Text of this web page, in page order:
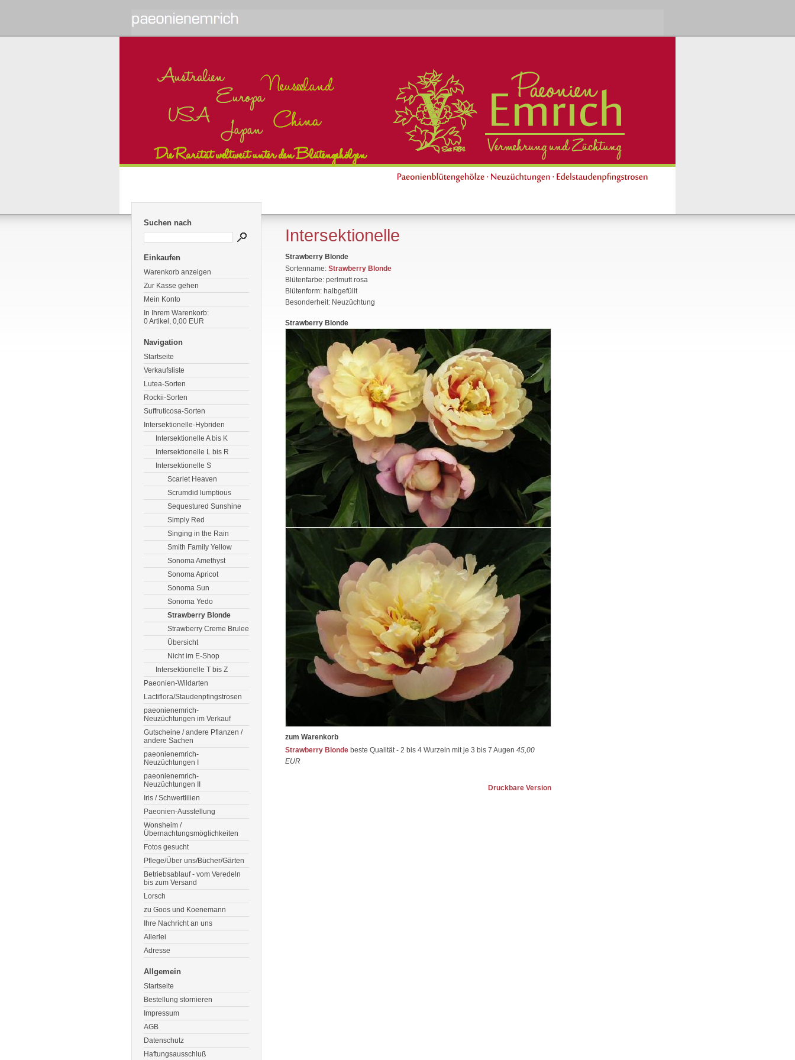
Suchen nach
Einkaufen
Warenkorb anzeigen
Zur Kasse gehen
Mein Konto
In Ihrem Warenkorb:
0Artikel, 0,00 EUR
Navigation
Startseite
Verkaufsliste
Lutea-Sorten
Rockii-Sorten
Suffruticosa-Sorten
Intersektionelle-Hybriden
Intersektionelle A bis K
Intersektionelle L bis R
Intersektionelle S
Scarlet Heaven
Scrumdid lumptious
Sequestured Sunshine
Simply Red
Singing in the Rain
Smith Family Yellow
Sonoma Amethyst
Sonoma Apricot
Sonoma Sun
Sonoma Yedo
Strawberry Blonde
Strawberry Creme Brulee
Übersicht
Nicht im E-Shop
Intersektionelle T bis Z
Paeonien-Wildarten
Lactiflora/Staudenpfingstrosen
paeonienemrich-
Neuzüchtungen im Verkauf
Gutscheine / andere Pflanzen /
andere Sachen
paeonienemrich-
Neuzüchtungen I
paeonienemrich-
Neuzüchtungen II
Iris / Schwertlilien
Paeonien-Ausstellung
Wonsheim /
Übernachtungsmöglichkeiten
Fotos gesucht
Pflege/Über uns/Bücher/Gärten
Betriebsablauf - vom Veredeln
bis zum Versand
Lorsch
zu Goos und Koenemann
Ihre Nachricht an uns
Allerlei
Adresse
Allgemein
Startseite
Bestellung stornieren
Impressum
AGB
Datenschutz
Haftungsausschluß
Intersektionelle
Strawberry Blonde
Sortenname: Strawberry Blonde
Blütenfarbe: perlmutt rosa
Blütenform: halbgefüllt
Besonderheit: Neuzüchtung
Strawberry Blonde
zum Warenkorb
Strawberry Blonde beste Qualität - 2 bis 4 Wurzeln mit je 3 bis 7 Augen 45,00
EUR
Druckbare Version